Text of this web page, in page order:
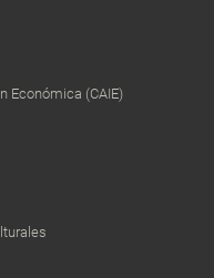
Económica (CAIE)